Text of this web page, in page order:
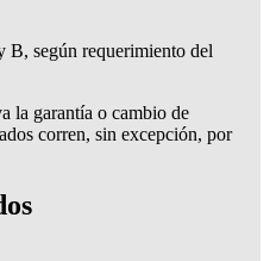
B, según requerimiento del
la garantía o cambio de
corren, sin excepción, por